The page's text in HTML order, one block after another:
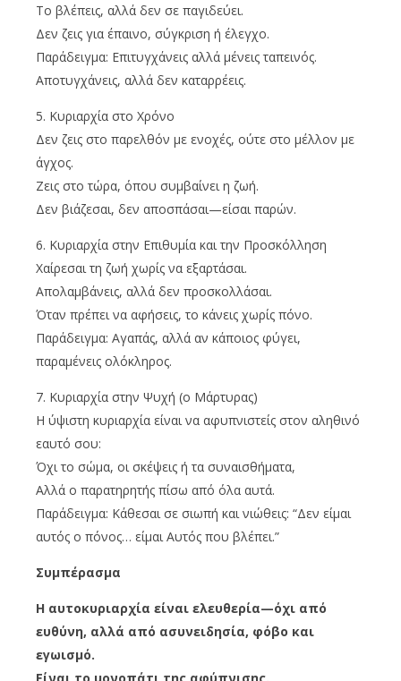
Το βλέπεις, αλλά δεν σε παγιδεύει.
Δεν ζεις για έπαινο, σύγκριση ή έλεγχο.
Παράδειγμα: Επιτυγχάνεις αλλά μένεις ταπεινός.
Αποτυγχάνεις, αλλά δεν καταρρέεις.
5. Κυριαρχία στο Χρόνο
Δεν ζεις στο παρελθόν με ενοχές, ούτε στο μέλλον με
άγχος.
Ζεις στο τώρα, όπου συμβαίνει η ζωή.
Δεν βιάζεσαι, δεν αποσπάσαι—είσαι παρών.
6. Κυριαρχία στην Επιθυμία και την Προσκόλληση
Χαίρεσαι τη ζωή χωρίς να εξαρτάσαι.
Απολαμβάνεις, αλλά δεν προσκολλάσαι.
Όταν πρέπει να αφήσεις, το κάνεις χωρίς πόνο.
Παράδειγμα: Αγαπάς, αλλά αν κάποιος φύγει,
παραμένεις ολόκληρος.
7. Κυριαρχία στην Ψυχή (ο Μάρτυρας)
Η ύψιστη κυριαρχία είναι να αφυπνιστείς στον αληθινό
εαυτό σου:
Όχι το σώμα, οι σκέψεις ή τα συναισθήματα,
Αλλά ο παρατηρητής πίσω από όλα αυτά.
Παράδειγμα: Κάθεσαι σε σιωπή και νιώθεις: “Δεν είμαι
αυτός ο πόνος… είμαι Αυτός που βλέπει.”
Συμπέρασμα
Η αυτοκυριαρχία είναι ελευθερία—όχι από
ευθύνη, αλλά από ασυνειδησία, φόβο και
εγωισμό.